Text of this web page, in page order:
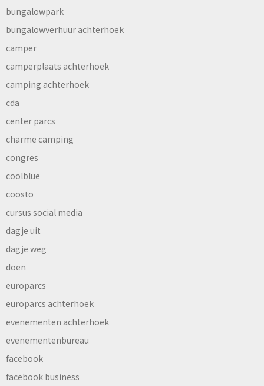
bungalowpark
bungalowverhuur achterhoek
camper
camperplaats achterhoek
camping achterhoek
cda
center parcs
charme camping
congres
coolblue
coosto
cursus social media
dagje uit
dagje weg
doen
europarcs
europarcs achterhoek
evenementen achterhoek
evenementenbureau
facebook
facebook business